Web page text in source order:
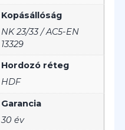
Kopásállóság
NK 23/33 / AC5-EN
13329
Hordozó réteg
HDF
Garancia
30 év